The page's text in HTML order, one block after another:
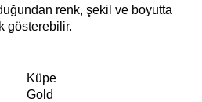
renk, şekil ve boyutta
gösterebilir.
Küpe
Gold